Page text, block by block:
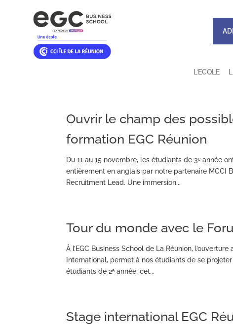
L’ECOLE
Ouvrir le champ des
formation EGC Réunion
Du 11 au 15 novembre, les étudiants de 3ᵉ année
entièrement en anglais par notre partenaire MCCI
Recruitment Lead. Une immersion...
Tour du monde avec le
À l’EGC Business School de La Réunion,
International, permet à nos étudiants de se
étudiants de 2ᵉ année, cet...
Stage international EGC